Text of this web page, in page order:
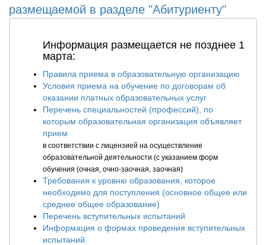
размещаемой в разделе "Абитуриенту"
Информация размещается не позднее 1
марта:
Правила приема в образовательную организацию
Условия приема на обучение по договорам об
оказании платных образовательных услуг
Перечень специальностей (профессий), по
которым образовательная организация объявляет
прием
в соответствии с лицензией на осуществление
образовательной деятельности (с указанием форм
обучения (очная, очно-заочная, заочная)
Требования к уровню образования, которое
необходимо для поступления (основное общее или
среднее общее образование)
Перечень вступительных испытаний
Информация о формах проведения вступительных
испытаний